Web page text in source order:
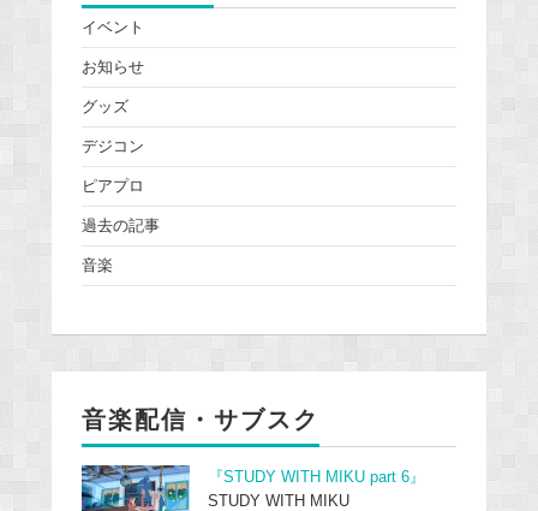
イベント
お知らせ
グッズ
デジコン
ピアプロ
過去の記事
音楽
音楽配信・サブスク
『STUDY WITH MIKU part 6』
STUDY WITH MIKU